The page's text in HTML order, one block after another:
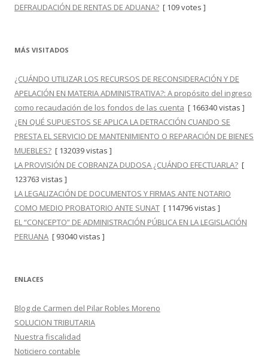
DEFRAUDACIÓN DE RENTAS DE ADUANA? [ 109 votes ]
MÁS VISITADOS
¿CUÁNDO UTILIZAR LOS RECURSOS DE RECONSIDERACIÓN Y DE
APELACIÓN EN MATERIA ADMINISTRATIVA?: A propósito del ingreso
como recaudación de los fondos de las cuenta [ 166340 vistas ]
¿EN QUÉ SUPUESTOS SE APLICA LA DETRACCIÓN CUANDO SE
PRESTA EL SERVICIO DE MANTENIMIENTO O REPARACIÓN DE BIENES
MUEBLES? [ 132039 vistas ]
LA PROVISIÓN DE COBRANZA DUDOSA ¿CUÁNDO EFECTUARLA? [
123763 vistas ]
LA LEGALIZACIÓN DE DOCUMENTOS Y FIRMAS ANTE NOTARIO
COMO MEDIO PROBATORIO ANTE SUNAT [ 114796 vistas ]
EL “CONCEPTO” DE ADMINISTRACIÓN PÚBLICA EN LA LEGISLACIÓN
PERUANA [ 93040 vistas ]
ENLACES
Blog de Carmen del Pilar Robles Moreno
SOLUCION TRIBUTARIA
Nuestra fiscalidad
Noticiero contable